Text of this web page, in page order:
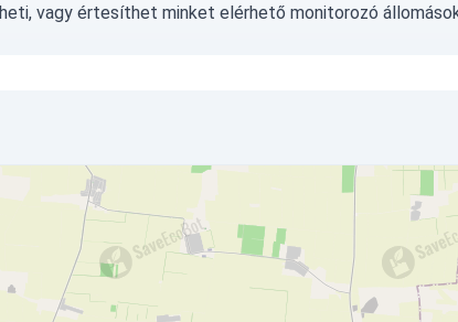
vagy értesíthet minket elérhető monitorozó